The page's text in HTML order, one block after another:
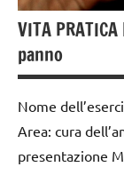
TUTTI GLI
PER ETA'
TUTTI GLI
VITA
VITA
panno
Nome
Area: cura
presentazione